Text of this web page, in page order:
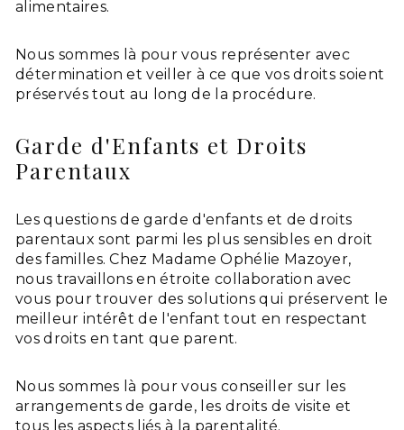
alimentaires.
Nous sommes là pour vous représenter avec
détermination et veiller à ce que vos droits soient
préservés tout au long de la procédure.
Garde d'Enfants et Droits
Parentaux
Les questions de garde d'enfants et de droits
parentaux sont parmi les plus sensibles en droit
des familles. Chez Madame Ophélie Mazoyer,
nous travaillons en étroite collaboration avec
vous pour trouver des solutions qui préservent le
meilleur intérêt de l'enfant tout en respectant
vos droits en tant que parent.
Nous sommes là pour vous conseiller sur les
arrangements de garde, les droits de visite et
tous les aspects liés à la parentalité.